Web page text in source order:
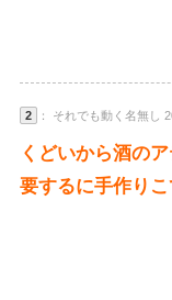
2 ： それでも動く名無し
くどいから酒の
要するに手作り